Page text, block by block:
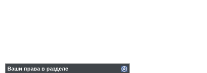
Ваши права в разделе